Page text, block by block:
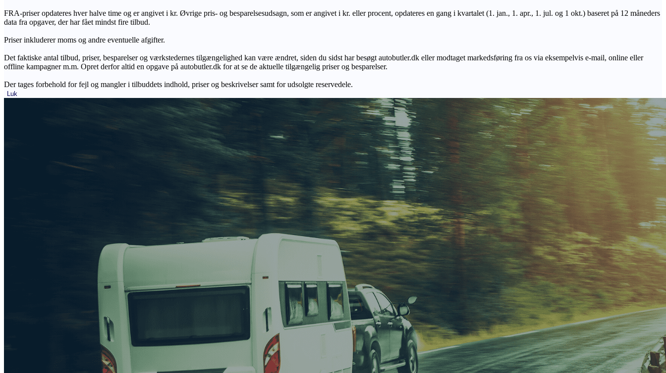
FRA-priser opdateres hver halve time og er angivet i kr. Øvrige pris- og besparelsesudsagn, som er angivet i kr. eller procent, opdateres en gang i kvartalet (1. jan., 1. apr., 1. jul. og 1 okt.) baseret på 12 måneders
data fra opgaver, der har fået mindst fire tilbud.
Priser inkluderer moms og andre eventuelle afgifter.
Det faktiske antal tilbud, priser, besparelser og værkstedernes tilgængelighed kan være ændret, siden du sidst har besøgt autobutler.dk eller modtaget markedsføring fra os via eksempelvis e-mail, online eller
offline kampagner m.m. Opret derfor altid en opgave på autobutler.dk for at se de aktuelle tilgængelig priser og besparelser.
Der tages forbehold for fejl og mangler i tilbuddets indhold, priser og beskrivelser samt for udsolgte reservedele.
Luk